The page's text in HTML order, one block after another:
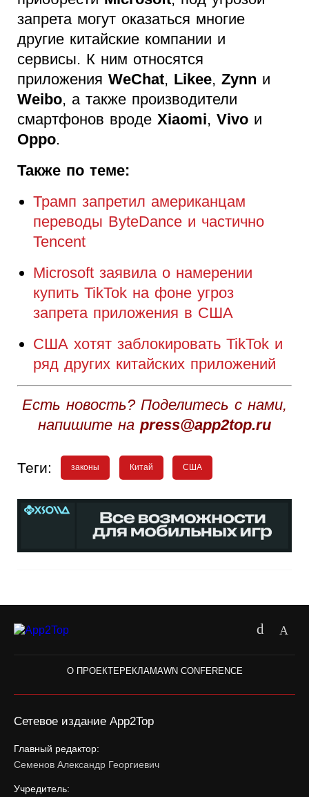
запрета могут оказаться многие
другие китайские компании и
сервисы. К ним относятся
приложения WeChat, Likee, Zynn и
Weibo, а также производители
смартфонов вроде Xiaomi, Vivo и
Oppo.
Также по теме:
Трамп запретил американцам
переводы ByteDance и частично
Tencent
Microsoft заявила о намерении
купить TikTok на фоне угроз
запрета приложения в США
США хотят заблокировать TikTok и
ряд других китайских приложений
Есть новость? Поделитесь с нами,
напишите на press@app2top.ru
Теги: законы Китай США
О ПРОЕКТЕ РЕКЛАМАWN CONFERENCE
Сетевое издание App2Top
Главный редактор:
Семенов Александр Георгиевич
Учредитель: